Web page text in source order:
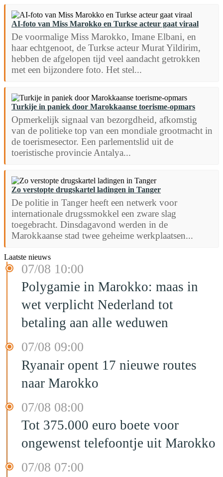
AI-foto van Miss Marokko en Turkse acteur gaat viraal
De voormalige Miss Marokko, Imane Elbani, en
haar echtgenoot, de Turkse acteur Murat Yildirim,
hebben de afgelopen tijd veel aandacht getrokken
met een bijzondere foto. Het stel...
Turkije in paniek door Marokkaanse toerisme-opmars
Opmerkelijk signaal van bezorgdheid, afkomstig
van de politieke top van een mondiale grootmacht in
de toerismesector. Een parlementslid uit de
toeristische provincie Antalya...
Zo verstopte drugskartel ladingen in Tanger
De politie in Tanger heeft een netwerk voor
internationale drugssmokkel een zware slag
toegebracht. Dinsdagavond werden in de
Marokkaanse stad twee geheime werkplaatsen...
Laatste nieuws
07/08 10:00
Polygamie in Marokko: maas in
wet verplicht Nederland tot
betaling aan alle weduwen
07/08 09:00
Ryanair opent 17 nieuwe routes
naar Marokko
07/08 08:00
Tot 375.000 euro boete voor
ongewenst telefoontje uit Marokko
07/08 07:00